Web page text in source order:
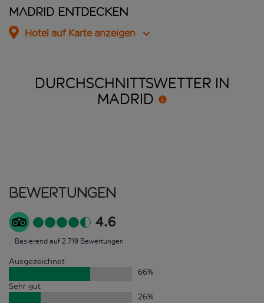
Madrid entdecken
Hotel auf Karte anzeigen
DURCHSCHNITTSWETTER IN
MADRID
Bewertungen
4.6
Basierend auf 2.719 Bewertungen
Ausgezeichnet
66%
Sehr gut
26%